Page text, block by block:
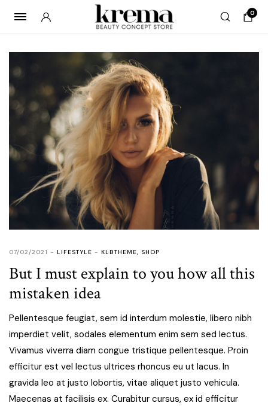
0
07/02/2021 LIFESTYLE KLBTHEME, SHOP
But I must explain to you how all this
mistaken idea
Pellentesque feugiat, sem id interdum molestie, libero nibh
imperdiet velit, sodales elementum enim sem sed lectus.
Vivamus viverra diam congue tristique pellentesque. Proin
efficitur est vel lectus ultrices rhoncus eu ut lacus. In
gravida leo at justo lobortis, vitae aliquet justo vehicula.
Maecenas at facilisis ex. Curabitur cursus, ex id efficitur